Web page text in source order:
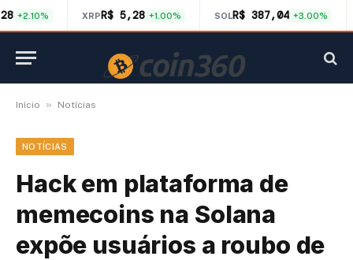
+2.10% XRPR$ 5,28 +1.00% SOLR$ 387,04 +3.00%
Início » Notícias
NOTÍCIAS
Hack em plataforma de
memecoins na Solana
expõe usuários a roubo de